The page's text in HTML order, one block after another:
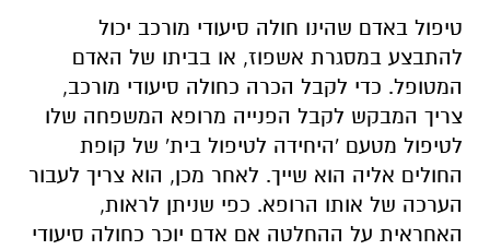
טיפול באדם שהינו חולה סיעודי מורכב יכול
להתבצע במסגרת אשפוז, או בביתו של האדם
המטופל. כדי לקבל הכרה כחולה סיעודי מורכב,
צריך המבקש לקבל הפנייה מרופא המשפחה שלו
לטיפול מטעם 'היחידה לטיפול בית' של קופת
החולים אליה הוא שייך. לאחר מכן, הוא צריך לעבור
הערכה של אותו הרופא. כפי שניתן לראות,
האחראית על ההחלטה אם אדם יוכר כחולה סיעודי